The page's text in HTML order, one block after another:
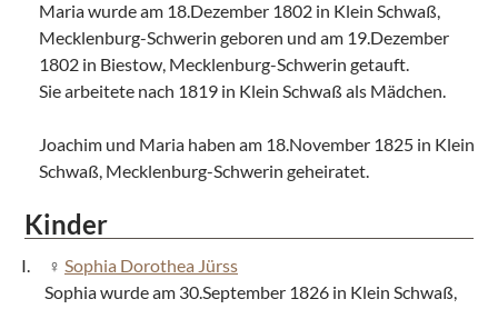
Maria wurde am 18.Dezember 1802 in Klein Schwaß,
Mecklenburg-Schwerin geboren und am 19.Dezember
1802 in Biestow, Mecklenburg-Schwerin getauft.
Sie arbeitete nach 1819 in Klein Schwaß als Mädchen.
Joachim und Maria haben am 18.November 1825 in Klein
Schwaß, Mecklenburg-Schwerin geheiratet.
Kinder
Sophia Dorothea Jürss
Sophia wurde am 30.September 1826 in Klein Schwaß,